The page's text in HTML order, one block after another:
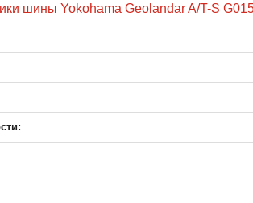
шины Yokohama Geolandar A/T-S